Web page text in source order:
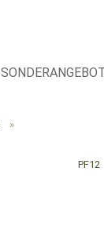
»
PF12